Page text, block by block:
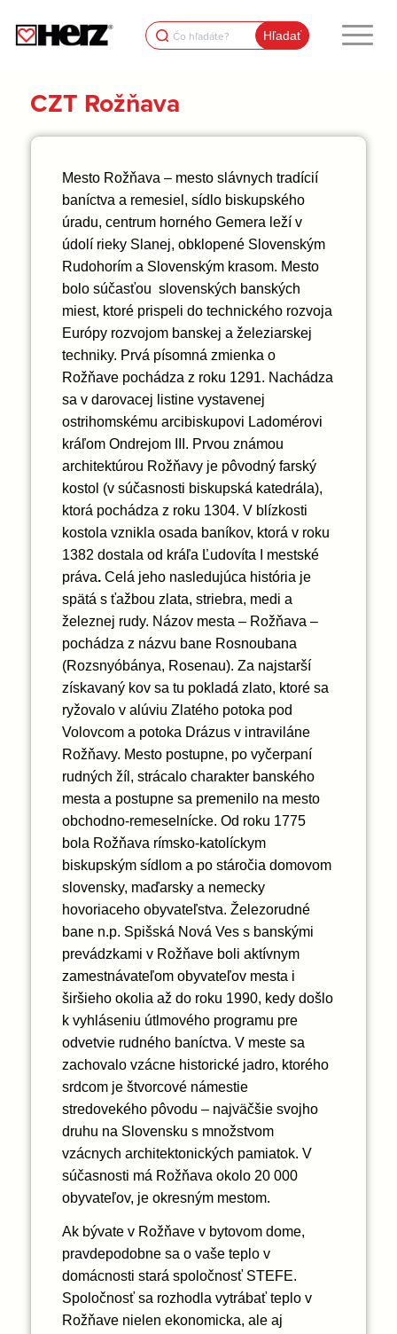
Search
for:
CZT Rožňava
Mesto Rožňava – mesto slávnych tradícií
baníctva a remesiel, sídlo biskupského
úradu, centrum horného Gemera leží v
údolí rieky Slanej, obklopené Slovenským
Rudohorím a Slovenským krasom. Mesto
bolo súčasťou slovenských banských
miest, ktoré prispeli do technického rozvoja
Európy rozvojom banskej a železiarskej
techniky. Prvá písomná zmienka o
Rožňave pochádza z roku 1291. Nachádza
sa v darovacej listine vystavenej
ostrihomskému arcibiskupovi Ladomérovi
kráľom Ondrejom III. Prvou známou
architektúrou Rožňavy je pôvodný farský
kostol (v súčasnosti biskupská katedrála),
ktorá pochádza z roku 1304. V blízkosti
kostola vznikla osada baníkov, ktorá v roku
1382 dostala od kráľa Ľudovíta I mestské
práva. Celá jeho nasledujúca história je
spätá s ťažbou zlata, striebra, medi a
železnej rudy. Názov mesta – Rožňava –
pochádza z názvu bane Rosnoubana
(Rozsnyóbánya, Rosenau). Za najstarší
získavaný kov sa tu pokladá zlato, ktoré sa
ryžovalo v alúviu Zlatého potoka pod
Volovcom a potoka Drázus v intraviláne
Rožňavy. Mesto postupne, po vyčerpaní
rudných žíl, strácalo charakter banského
mesta a postupne sa premenilo na mesto
obchodno-remeselnícke. Od roku 1775
bola Rožňava rímsko-katolíckym
biskupským sídlom a po stáročia domovom
slovensky, maďarsky a nemecky
hovoriaceho obyvateľstva. Železorudné
bane n.p. Spišská Nová Ves s banskými
prevádzkami v Rožňave boli aktívnym
zamestnávateľom obyvateľov mesta i
širšieho okolia až do roku 1990, kedy došlo
k vyhláseniu útlmového programu pre
odvetvie rudného baníctva. V meste sa
zachovalo vzácne historické jadro, ktorého
srdcom je štvorcové námestie
stredovekého pôvodu – najväčšie svojho
druhu na Slovensku s množstvom
vzácnych architektonických pamiatok. V
súčasnosti má Rožňava okolo 20 000
obyvateľov, je okresným mestom.
Ak bývate v Rožňave v bytovom dome,
pravdepodobne sa o vaše teplo v
domácnosti stará spoločnosť STEFE.
Spoločnosť sa rozhodla vytrábať teplo v
Rožňave nielen ekonomicka, ale aj